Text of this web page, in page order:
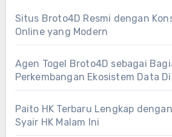
Situs Broto4D Resmi dengan
Online yang Modern
Agen Togel Broto4D sebagai
Perkembangan Ekosistem Data
Paito HK Terbaru Lengkap
Syair HK Malam Ini